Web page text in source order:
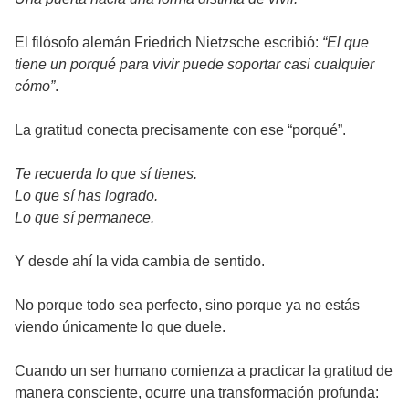
El filósofo alemán Friedrich Nietzsche escribió: “El que
tiene un porqué para vivir puede soportar casi cualquier
cómo”.
La gratitud conecta precisamente con ese “porqué”.
Te recuerda lo que sí tienes.
Lo que sí has logrado.
Lo que sí permanece.
Y desde ahí la vida cambia de sentido.
No porque todo sea perfecto, sino porque ya no estás
viendo únicamente lo que duele.
Cuando un ser humano comienza a practicar la gratitud de
manera consciente, ocurre una transformación profunda: